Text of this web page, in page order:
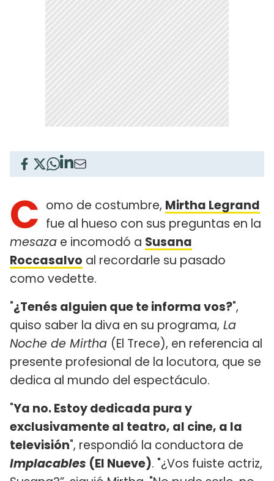
C omo de costumbre, Mirtha Legrand
fue al hueso con sus preguntas en la
mesaza e incomodó a Susana
Roccasalvo al recordarle su pasado
como vedette.
"¿Tenés alguien que te informa vos?",
quiso saber la diva en su programa, La
Noche de Mirtha (El Trece), en referencia al
presente profesional de la locutora, que se
dedica al mundo del espectáculo.
"Ya no. Estoy dedicada pura y
exclusivamente al teatro, al cine, a la
televisión", respondió la conductora de
Implacables (El Nueve). "¿Vos fuiste actriz,